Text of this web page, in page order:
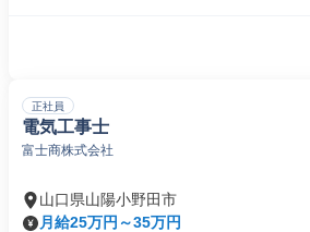
正社員
電気工事士
富士商株式会社
山口県山陽小野田市
月給25万円～35万円